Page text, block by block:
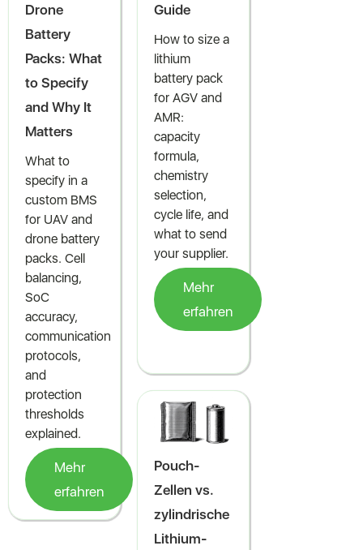
Drone
Battery
Packs: What
to Specify
and Why It
Matters
What to
specify in a
custom BMS
for UAV and
drone battery
packs. Cell
balancing,
SoC
accuracy,
communication
protocols,
and
protection
thresholds
explained.
Mehr
erfahren
Guide
How to size a
lithium
battery pack
for AGV and
AMR:
capacity
formula,
chemistry
selection,
cycle life, and
what to send
your supplier.
Mehr
erfahren
Pouch-
Zellen vs.
zylindrische
Lithium-